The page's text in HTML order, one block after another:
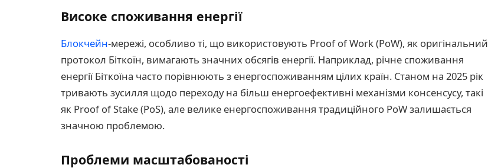
Високе споживання енергії
Блокчейн-мережі, особливо ті, що використовують Proof of Work (PoW), як оригінальний
протокол Біткоїн, вимагають значних обсягів енергії. Наприклад, річне споживання
енергії Біткоїна часто порівнюють з енергоспоживанням цілих країн. Станом на 2025 рік
тривають зусилля щодо переходу на більш енергоефективні механізми консенсусу, такі
як Proof of Stake (PoS), але велике енергоспоживання традиційного PoW залишається
значною проблемою.
Проблеми масштабованості